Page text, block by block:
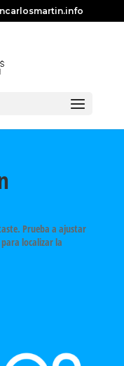
Prueba a ajustar
localizar la